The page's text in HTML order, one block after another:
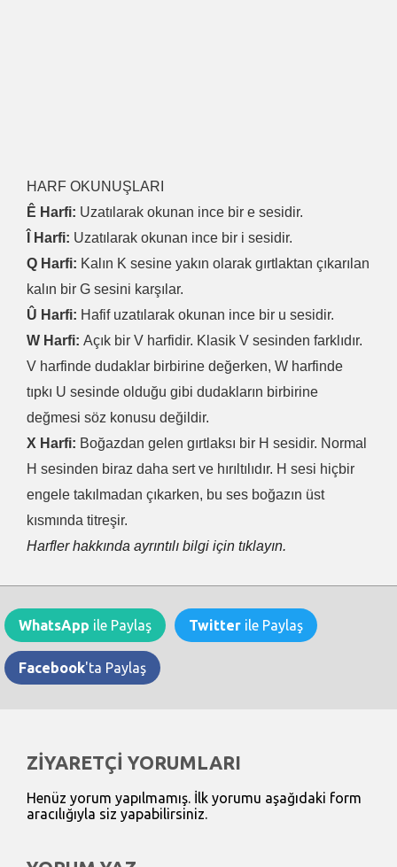
HARF OKUNUŞLARI
Ê Harfi: Uzatılarak okunan ince bir e sesidir.
Î Harfi: Uzatılarak okunan ince bir i sesidir.
Q Harfi: Kalın K sesine yakın olarak gırtlaktan çıkarılan
kalın bir G sesini karşılar.
Û Harfi: Hafif uzatılarak okunan ince bir u sesidir.
W Harfi: Açık bir V harfidir. Klasik V sesinden farklıdır.
V harfinde dudaklar birbirine değerken, W harfinde
tıpkı U sesinde olduğu gibi dudakların birbirine
değmesi söz konusu değildir.
X Harfi: Boğazdan gelen gırtlaksı bir H sesidir. Normal
H sesinden biraz daha sert ve hırıltılıdır. H sesi hiçbir
engele takılmadan çıkarken, bu ses boğazın üst
kısmında titreşir.
Harfler hakkında ayrıntılı bilgi için tıklayın.
WhatsApp ile Paylaş Twitter ile Paylaş
Facebook'ta Paylaş
ZİYARETÇİ YORUMLARI
Henüz yorum yapılmamış. İlk yorumu aşağıdaki form
aracılığıyla siz yapabilirsiniz.